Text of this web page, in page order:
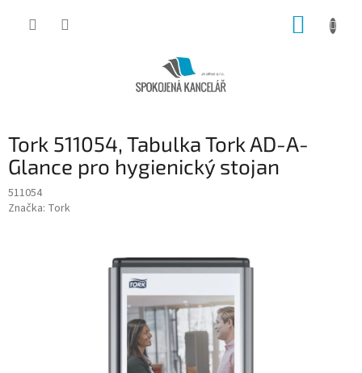
Tork 511054, Tabulka Tork AD-A-
Glance pro hygienický stojan
511054
Značka: Tork